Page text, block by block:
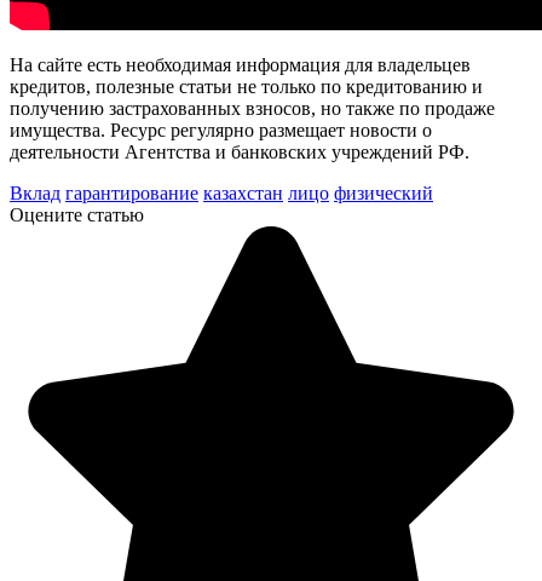
На сайте есть необходимая информация для владельцев
кредитов, полезные статьи не только по кредитованию и
получению застрахованных взносов, но также по продаже
имущества. Ресурс регулярно размещает новости о
деятельности Агентства и банковских учреждений РФ.
Вклад гарантирование казахстан лицо физический
Оцените статью